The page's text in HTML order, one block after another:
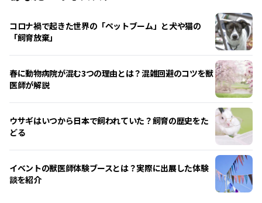
コロナ禍で起きた世界の「ペットブーム」と犬や猫の
「飼育放棄」
春に動物病院が混む3つの理由とは？混雑回避のコツを獣
医師が解説
ウサギはいつから日本で飼われていた？飼育の歴史をた
どる
イベントの獣医師体験ブースとは？実際に出展した体験
談を紹介